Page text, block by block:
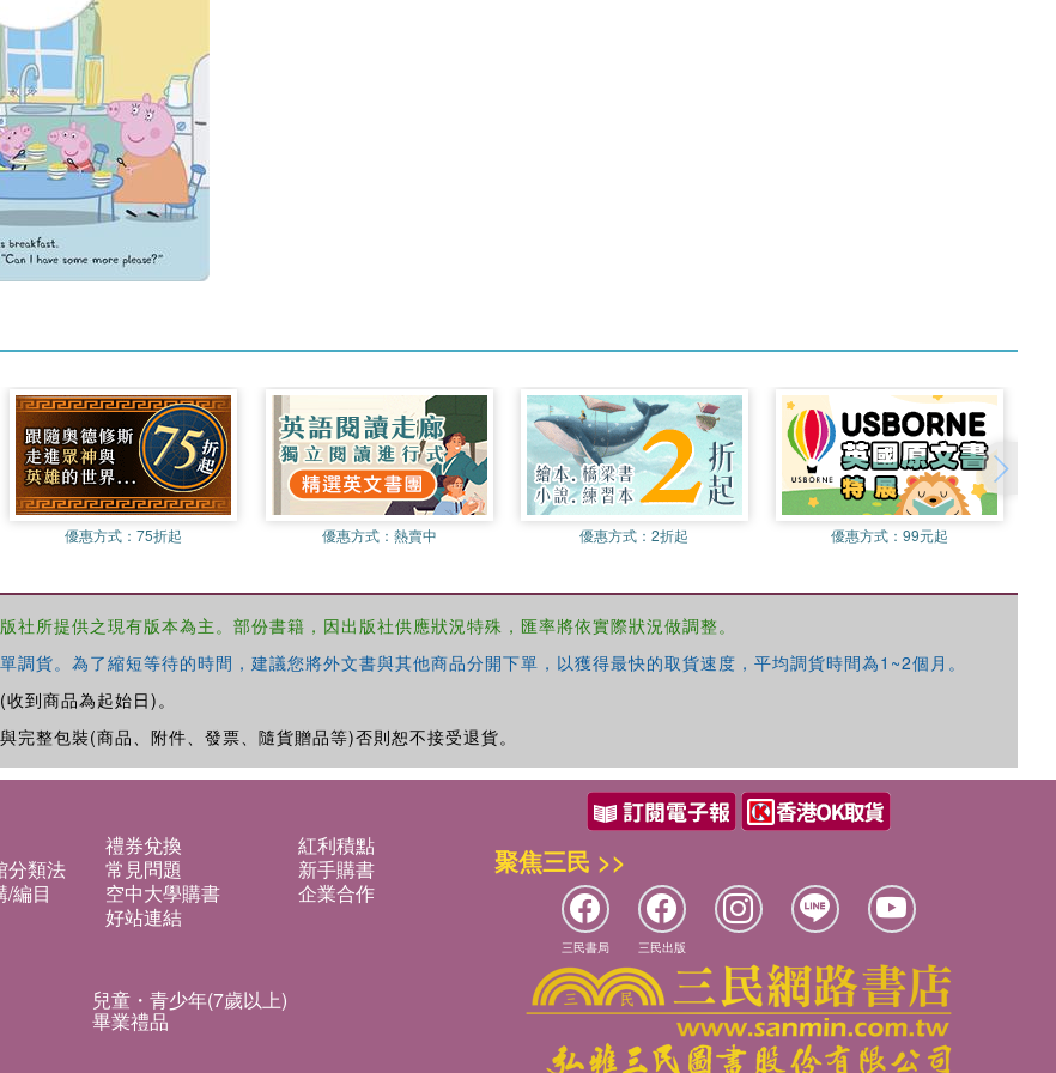
優惠方式：75折起 優惠方式： 熱賣中 優惠方式：2折起 優惠方式：99元起
所提供之現有版本為主。部份書籍，因出版社供應狀況特殊，匯率將依實際狀況做調整。
貨。為了縮短等待的時間，建議您將外文書與其他商品分開下單，以獲得最快的取貨速度，平均調貨時間為1~2個月。
(收到商品為起始日)。
整包裝(商品、附件、發票、隨貨贈品等)否則恕不接受退貨。
禮券兌換
紅利積點
分類法 常見問題
新手購書
/編目 空中大學購書
企業合作
好站連結
兒童・青少年(7歲以上)
畢業禮品
聚焦三民 >>
三民書局 三民出版